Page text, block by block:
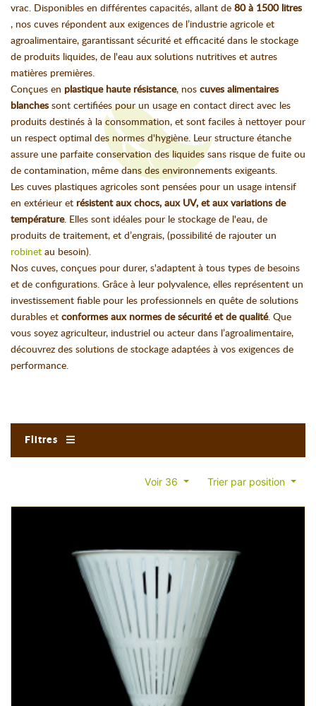
vrac. Disponibles en différentes capacités, allant de 80 à 1500 litres
, nos cuves répondent aux exigences de l’industrie agricole et
agroalimentaire, garantissant sécurité et efficacité dans le stockage
de produits liquides, de l'eau aux solutions nutritives et autres
matières premières.
Conçues en plastique haute résistance, nos cuves alimentaires
blanches sont certifiées pour un usage en contact direct avec les
produits destinés à la consommation, et sont faciles à nettoyer pour
un respect optimal des normes d'hygiène. Leur structure étanche
assure une parfaite conservation des liquides sans risque de fuite ou
de contamination, même dans des environnements exigeants.
Les cuves plastiques agricoles sont pensées pour un usage intensif
en extérieur et résistent aux chocs, aux UV, et aux variations de
température. Elles sont idéales pour le stockage de l'eau, de
produits de traitement, et d’engrais, (possibilité de rajouter un
robinet au besoin).
Nos cuves, conçues pour durer, s'adaptent à tous types de besoins
et de configurations. Grâce à leur polyvalence, elles représentent un
investissement fiable pour les professionnels en quête de solutions
durables et conformes aux normes de sécurité et de qualité. Que
vous soyez agriculteur, industriel ou acteur dans l’agroalimentaire,
découvrez des solutions de stockage adaptées à vos exigences de
performance.
Filtres
Voir 36 Trier par position